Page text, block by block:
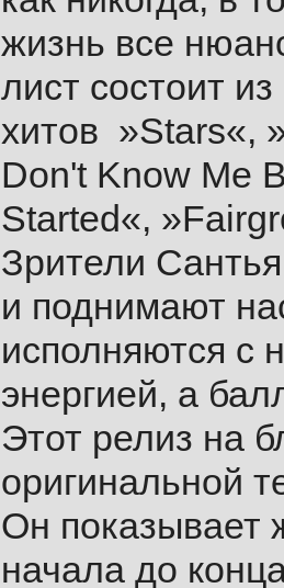
жизнь все
лист состоит
хитов »Stars«,
Don't Know Me
Started«,
Зрители
и поднимают
исполняются с
энергией, а
Этот релиз на
оригинальной
Он показывает
начала до